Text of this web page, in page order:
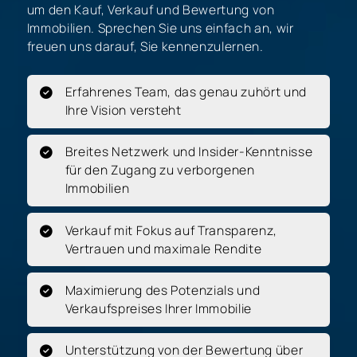
um den Kauf, Verkauf und Bewertung von
Immobilien. Sprechen Sie uns einfach an, wir
freuen uns darauf, Sie kennenzulernen.
Erfahrenes Team, das genau zuhört und
Ihre Vision versteht
Breites Netzwerk und Insider-Kenntnisse
für den Zugang zu verborgenen
Immobilien
Verkauf mit Fokus auf Transparenz,
Vertrauen und maximale Rendite
Maximierung des Potenzials und
Verkaufspreises Ihrer Immobilie
Unterstützung von der Bewertung über